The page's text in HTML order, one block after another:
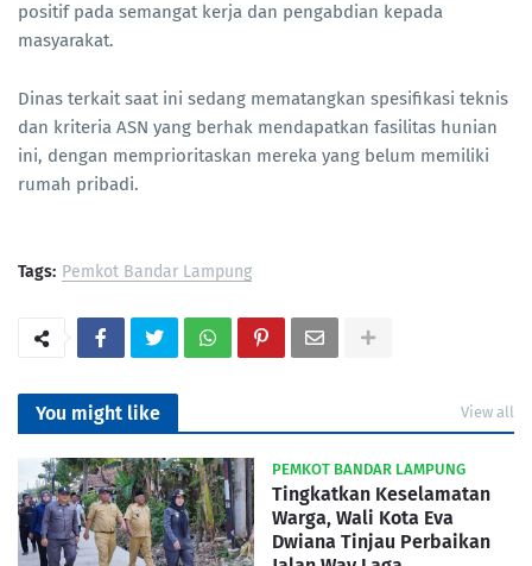
positif pada semangat kerja dan pengabdian kepada
masyarakat.
Dinas terkait saat ini sedang mematangkan spesifikasi teknis
dan kriteria ASN yang berhak mendapatkan fasilitas hunian
ini, dengan memprioritaskan mereka yang belum memiliki
rumah pribadi.
Tags: Pemkot Bandar Lampung
You might like View all
PEMKOT BANDAR LAMPUNG
Tingkatkan Keselamatan
Warga, Wali Kota Eva
Dwiana Tinjau Perbaikan